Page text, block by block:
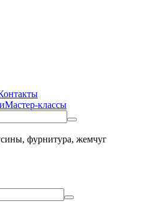
Мастер-классы
фурнитура, жемчуг